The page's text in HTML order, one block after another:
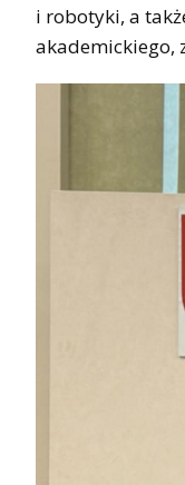
i robotyki, a
akademickiego,